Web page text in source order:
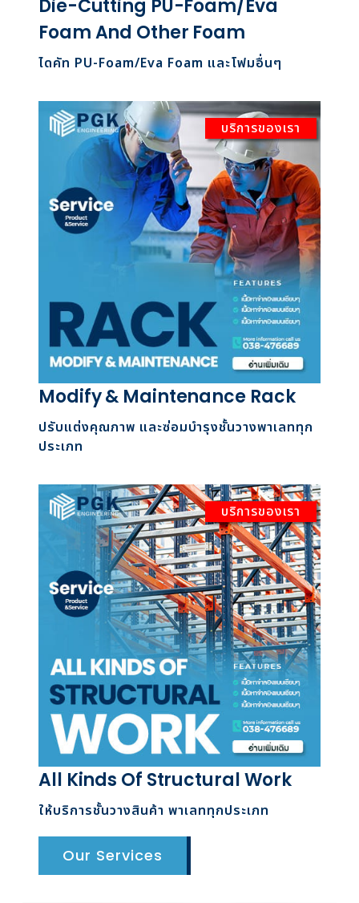
Die-Cutting PU-Foam/Eva
Foam And Other Foam
ไดคัท PU-Foam/Eva Foam และโฟมอื่นๆ
บริการของเรา
Modify & Maintenance Rack
ปรับแต่งคุณภาพ และซ่อมบำรุงชั้นวางพาเลททุก
ประเภท
บริการของเรา
All Kinds Of Structural Work
ให้บริการชั้นวางสินค้า พาเลททุกประเภท
Our Services